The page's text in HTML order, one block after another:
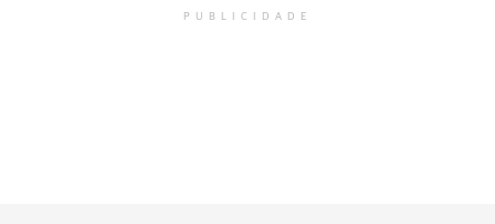
PUBLICIDADE